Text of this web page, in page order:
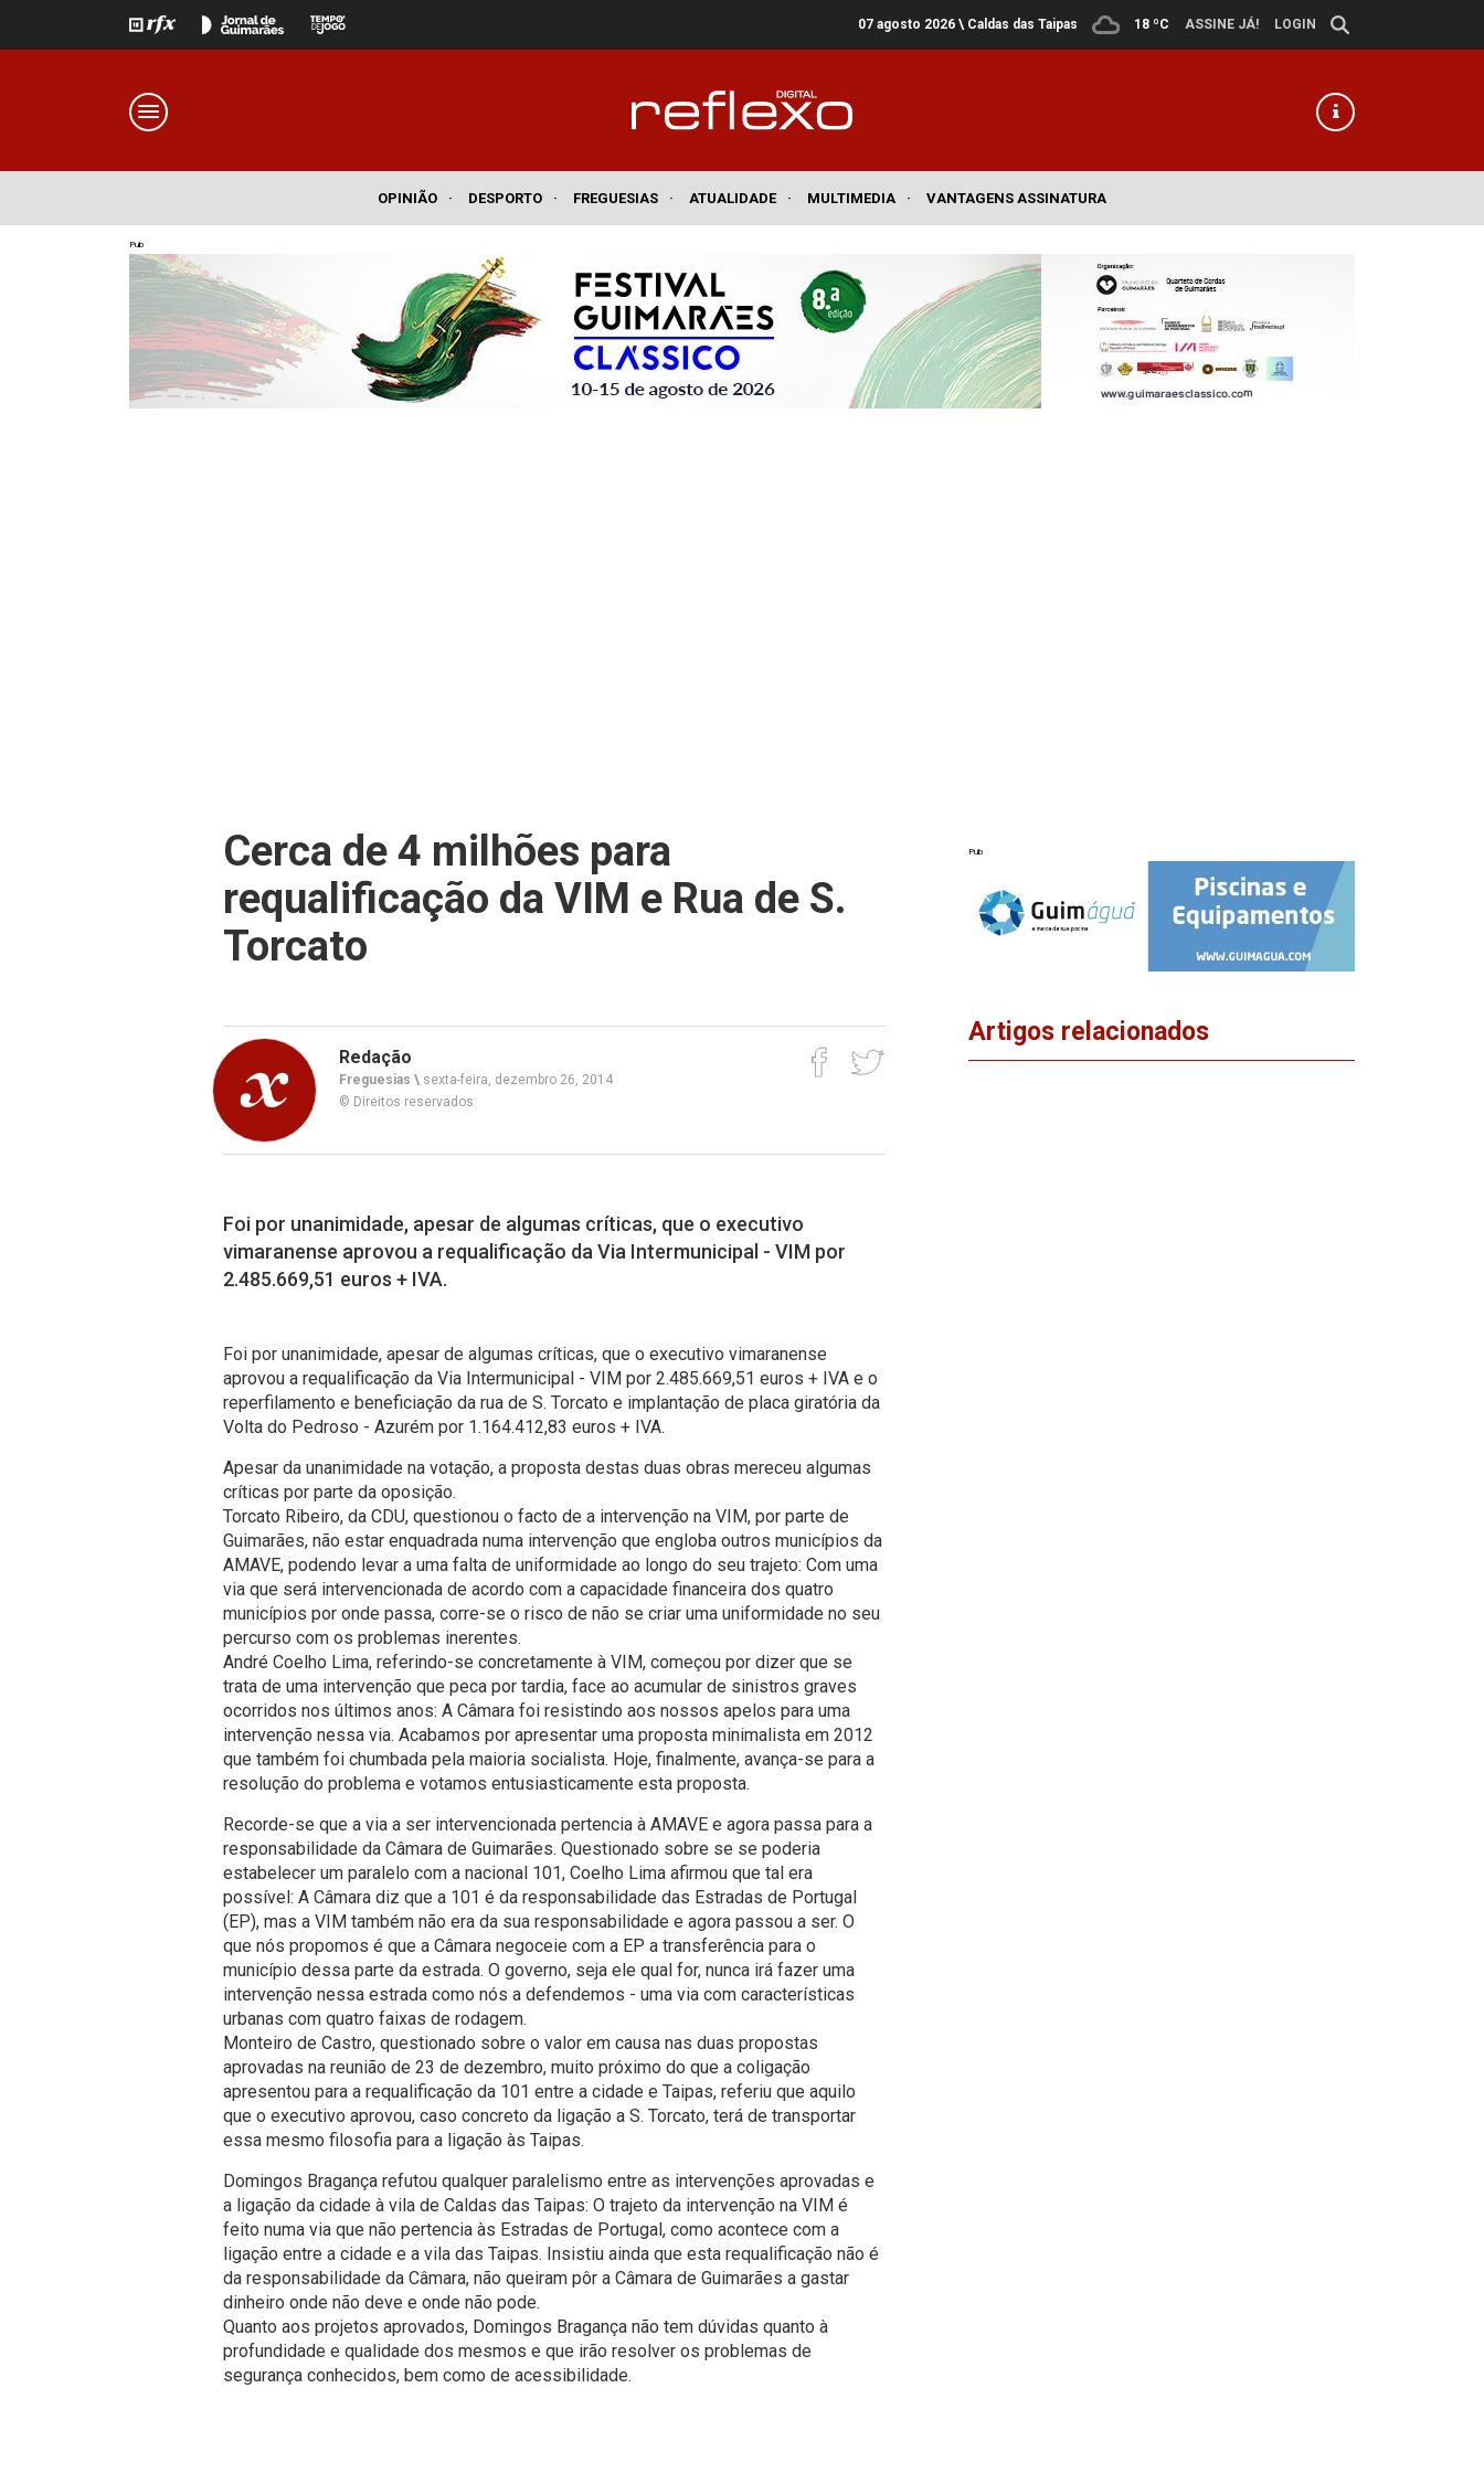
07 agosto 2026 \ Caldas das Taipas 18 ºC ASSINE JÁ! LOGIN
OPINIÃO · DESPORTO · FREGUESIAS · ATUALIDADE · MULTIMEDIA · VANTAGENS ASSINATURA
Pub
Cerca de 4 milhões para
requalificação da VIM e Rua de S.
Torcato
Redação
Freguesias \ sexta-feira, dezembro 26, 2014
© Direitos reservados
Foi por unanimidade, apesar de algumas críticas, que o executivo
vimaranense aprovou a requalificação da Via Intermunicipal - VIM por
2.485.669,51 euros + IVA.
Foi por unanimidade, apesar de algumas críticas, que o executivo vimaranense
aprovou a requalificação da Via Intermunicipal - VIM por 2.485.669,51 euros + IVA e o
reperfilamento e beneficiação da rua de S. Torcato e implantação de placa giratória da
Volta do Pedroso - Azurém por 1.164.412,83 euros + IVA.
Apesar da unanimidade na votação, a proposta destas duas obras mereceu algumas
críticas por parte da oposição.
Torcato Ribeiro, da CDU, questionou o facto de a intervenção na VIM, por parte de
Guimarães, não estar enquadrada numa intervenção que engloba outros municípios da
AMAVE, podendo levar a uma falta de uniformidade ao longo do seu trajeto: Com uma
via que será intervencionada de acordo com a capacidade financeira dos quatro
municípios por onde passa, corre-se o risco de não se criar uma uniformidade no seu
percurso com os problemas inerentes.
André Coelho Lima, referindo-se concretamente à VIM, começou por dizer que se
trata de uma intervenção que peca por tardia, face ao acumular de sinistros graves
ocorridos nos últimos anos: A Câmara foi resistindo aos nossos apelos para uma
intervenção nessa via. Acabamos por apresentar uma proposta minimalista em 2012
que também foi chumbada pela maioria socialista. Hoje, finalmente, avança-se para a
resolução do problema e votamos entusiasticamente esta proposta.
Recorde-se que a via a ser intervencionada pertencia à AMAVE e agora passa para a
responsabilidade da Câmara de Guimarães. Questionado sobre se se poderia
estabelecer um paralelo com a nacional 101, Coelho Lima afirmou que tal era
possível: A Câmara diz que a 101 é da responsabilidade das Estradas de Portugal
(EP), mas a VIM também não era da sua responsabilidade e agora passou a ser. O
que nós propomos é que a Câmara negoceie com a EP a transferência para o
município dessa parte da estrada. O governo, seja ele qual for, nunca irá fazer uma
intervenção nessa estrada como nós a defendemos - uma via com características
urbanas com quatro faixas de rodagem.
Monteiro de Castro, questionado sobre o valor em causa nas duas propostas
aprovadas na reunião de 23 de dezembro, muito próximo do que a coligação
apresentou para a requalificação da 101 entre a cidade e Taipas, referiu que aquilo
que o executivo aprovou, caso concreto da ligação a S. Torcato, terá de transportar
essa mesmo filosofia para a ligação às Taipas.
Domingos Bragança refutou qualquer paralelismo entre as intervenções aprovadas e
a ligação da cidade à vila de Caldas das Taipas: O trajeto da intervenção na VIM é
feito numa via que não pertencia às Estradas de Portugal, como acontece com a
ligação entre a cidade e a vila das Taipas. Insistiu ainda que esta requalificação não é
da responsabilidade da Câmara, não queiram pôr a Câmara de Guimarães a gastar
dinheiro onde não deve e onde não pode.
Quanto aos projetos aprovados, Domingos Bragança não tem dúvidas quanto à
profundidade e qualidade dos mesmos e que irão resolver os problemas de
segurança conhecidos, bem como de acessibilidade.
Pub
Artigos relacionados